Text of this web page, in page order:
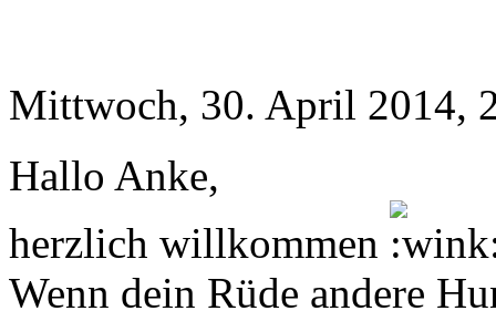
Mittwoch, 30. April 2014,
Hallo Anke,
herzlich willkommen
Wenn dein Rüde andere